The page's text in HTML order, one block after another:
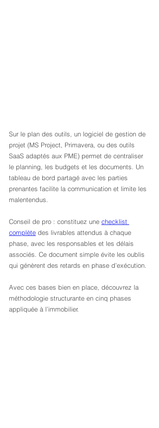
Sur le plan des outils, un logiciel de gestion de
projet (MS Project, Primavera, ou des outils
SaaS adaptés aux PME) permet de centraliser
le planning, les budgets et les documents. Un
tableau de bord partagé avec les parties
prenantes facilite la communication et limite les
malentendus.
Conseil de pro : constituez une checklist
complète des livrables attendus à chaque
phase, avec les responsables et les délais
associés. Ce document simple évite les oublis
qui génèrent des retards en phase d’exécution.
Avec ces bases bien en place, découvrez la
méthodologie structurante en cinq phases
appliquée à l’immobilier.